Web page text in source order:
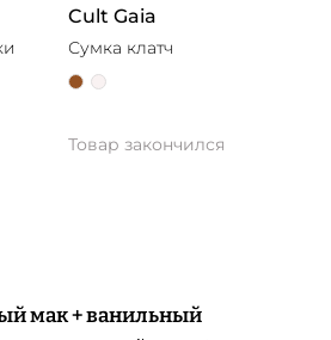
Cult Gaia
Сумка клатч
Товар закончился
мак + ванильный